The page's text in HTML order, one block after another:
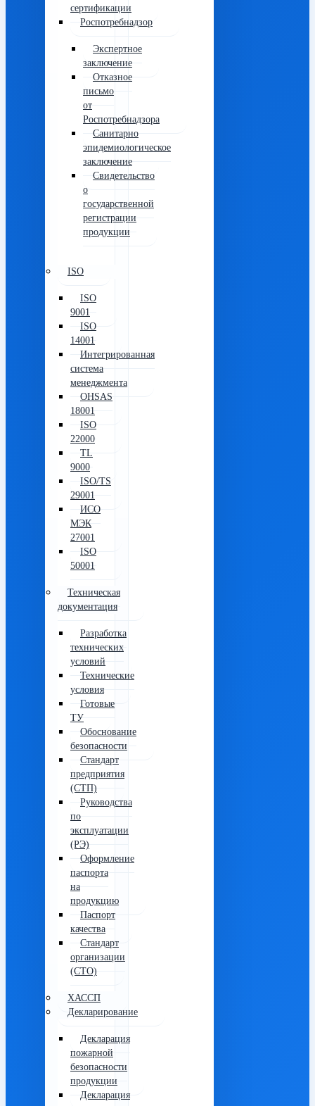
сертификации
Роспотребнадзор
Экспертное
заключение
Отказное
письмо
от
Роспотребнадзора
Санитарно
эпидемиологическое
заключение
Свидетельство
о
государственной
регистрации
продукции
ISO
ISO
9001
ISO
14001
Интегрированная
система
менеджмента
OHSAS
18001
ISO
22000
TL
9000
ISO/TS
29001
ИСО
МЭК
27001
ISO
50001
Техническая
документация
Разработка
технических
условий
Технические
условия
Готовые
ТУ
Обоснование
безопасности
Стандарт
предприятия
(СТП)
Руководства
по
эксплуатации
(РЭ)
Оформление
паспорта
на
продукцию
Паспорт
качества
Стандарт
организации
(СТО)
ХАССП
Декларирование
Декларация
пожарной
безопасности
продукции
Декларация